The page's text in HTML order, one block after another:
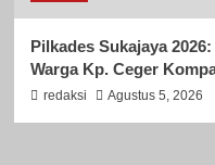
Pilkades Sukajaya
Warga Kp. Ceger
redaksi Agustus 5, 2026